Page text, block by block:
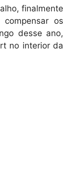
finalmente
os
desse ano,
no interior da